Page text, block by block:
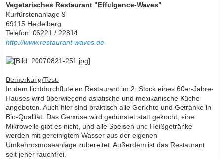
Vegetarisches Restaurant "Effulgence-Waves"
Kurfürstenanlage 9
69115 Heidelberg
Telefon: 06221 / 22814
http://www.restaurant-waves.de
Bemerkung/Test:
In dem lichtdurchfluteten Restaurant im 2. Stock eines 60er-Jahre-
Hauses wird überwiegend asiatische und mexikanische Küche
angeboten. Auch hier sind praktisch alle Gerichte und Getränke in
Bio-Qualität. Das Gemüse wird gedünstet statt gekocht, eine
Mikrowelle gibt es nicht, und alle Speisen und Heißgetränke
werden mit gereinigtem Wasser aus der eigenen
Umkehrosmoseanlage zubereitet. Außerdem ist das Restaurant
seit jeher rauchfrei.